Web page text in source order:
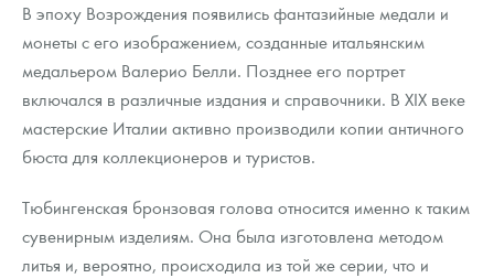
В эпоху Возрождения появились фантазийные медали и
монеты с его изображением, созданные итальянским
медальером Валерио Белли. Позднее его портрет
включался в различные издания и справочники. В XIX веке
мастерские Италии активно производили копии античного
бюста для коллекционеров и туристов.
Тюбингенская бронзовая голова относится именно к таким
сувенирным изделиям. Она была изготовлена методом
литья и, вероятно, происходила из той же серии, что и